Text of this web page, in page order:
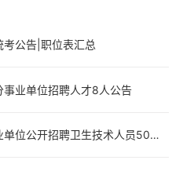
公告|职位表汇总
业单位招聘人才8人公告
2026年浙江余姚市卫生健康事业单位公开招聘卫生技术人员50人公告